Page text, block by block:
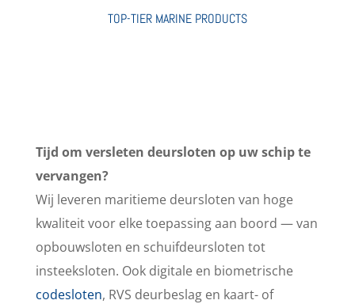
TOP-TIER MARINE PRODUCTS
Tijd om versleten deursloten op uw schip te
vervangen?
Wij leveren maritieme deursloten van hoge
kwaliteit voor elke toepassing aan boord — van
opbouwsloten en schuifdeursloten tot
insteeksloten. Ook digitale en biometrische
codesloten, RVS deurbeslag en kaart- of